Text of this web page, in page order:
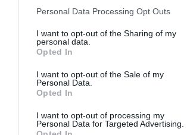
Personal Data Processing Opt Outs
I want to opt-out of the Sharing of my
personal data.
Opted In
I want to opt-out of the Sale of my
Personal Data.
Opted In
I want to opt-out of processing my
Personal Data for Targeted Advertising.